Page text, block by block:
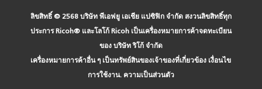
ลิขสิทธิ์ © 2568 บริษัท พีเอฟยู เอเชีย แปซิฟิก จำกัด สงวนลิขสิทธิ์ทุก
ประการ Ricoh® และโลโก้ Ricoh เป็นเครื่องหมายการค้าจดทะเบียน
ของ บริษัท ริโก้ จำกัด
เครื่องหมายการค้าอื่น ๆ เป็นทรัพย์สินของเจ้าของที่เกี่ยวข้อง เงื่อนไข
การใช้งาน. ความเป็นส่วนตัว